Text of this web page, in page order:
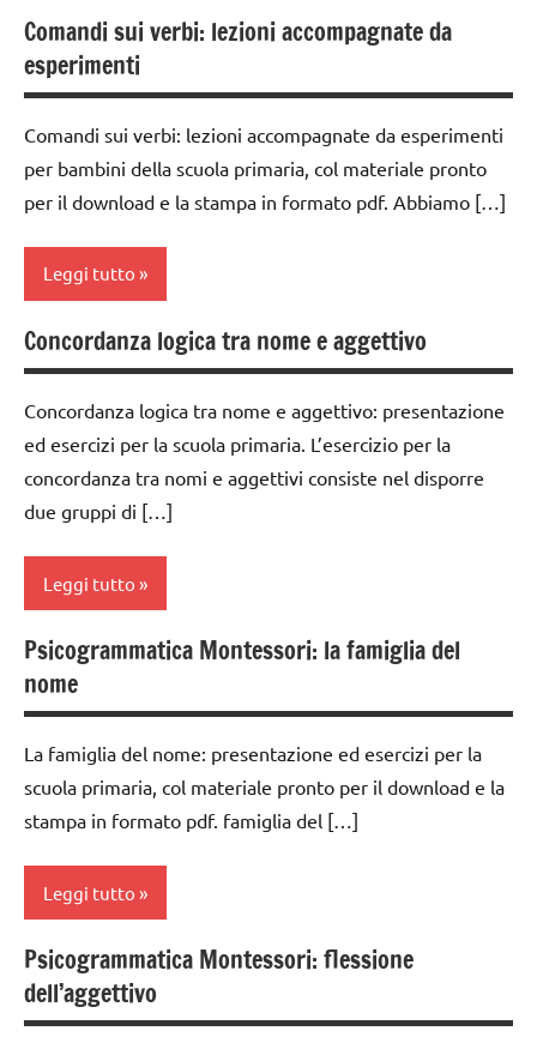
PER ETA'
TUTTI GLI
ARTICOLI
didattico
nomenclature
Montessori
psicogrammatica
Montessori
ARGOMENTI
PER ETA'
TUTTI GLI
ARTICOLI
6
anni
GUIDA
DIDATTICA
LINGUAGGIO
MONTESSORI
materiale
didattico
nomenclature
Montessori
psicogrammatica
Montessori
ARGOMENTI
TUTTI GLI
ARTICOLI
analisi
grammaticale
Montessori
classe
1a
classe
2a
classe
anni
MONTESSORI
LINGUAGGIO
MONTESSORI
materiale
didattico
nomenclature
Montessori
psicogrammatica
Montessori
TUTTI GLI
PER ETA'
TUTTI GLI
Comandi sui verbi: lezioni accompagnate da
esperimenti
Comandi sui verbi: lezioni accompagnate da esperimenti
per bambini della scuola primaria, col materiale pronto
per il download e la stampa in formato pdf. Abbiamo […]
Leggi tutto
analisi
grammaticale
Montessori
classe
1a
classe
2a
classe
ESPERIMENTI
GUIDA
DIDATTICA
MONTESSORI
LINGUAGGIO
MONTESSORI
Concordanza logica tra nome e aggettivo
Concordanza logica tra nome e aggettivo: presentazione
ed esercizi per la scuola primaria. L’esercizio per la
concordanza tra nomi e aggettivi consiste nel disporre
due gruppi di […]
Leggi tutto
analisi
grammaticale
Montessori
classe
1a
classe
2a
classe
dai
Psicogrammatica Montessori: la famiglia del
nome
La famiglia del nome: presentazione ed esercizi per la
scuola primaria, col materiale pronto per il download e la
stampa in formato pdf. famiglia del […]
Leggi tutto
analisi
grammaticale
Montessori
Psicogrammatica Montessori: flessione
dell’aggettivo